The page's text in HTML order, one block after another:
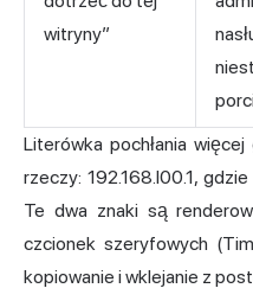
witryny”
Literówka pochłania
rzeczy: 192.168.l00.1,
Te dwa znaki są
czcionek szeryfowych
kopiowanie i wklejanie z